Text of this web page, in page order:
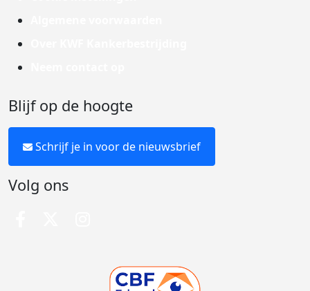
Blijf op de hoogte
Schrijf je in voor de nieuwsbrief
Volg ons